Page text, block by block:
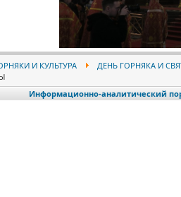
И КУЛЬТУРА
ДЕНЬ ГОРНЯКА И
Информационно-аналитический